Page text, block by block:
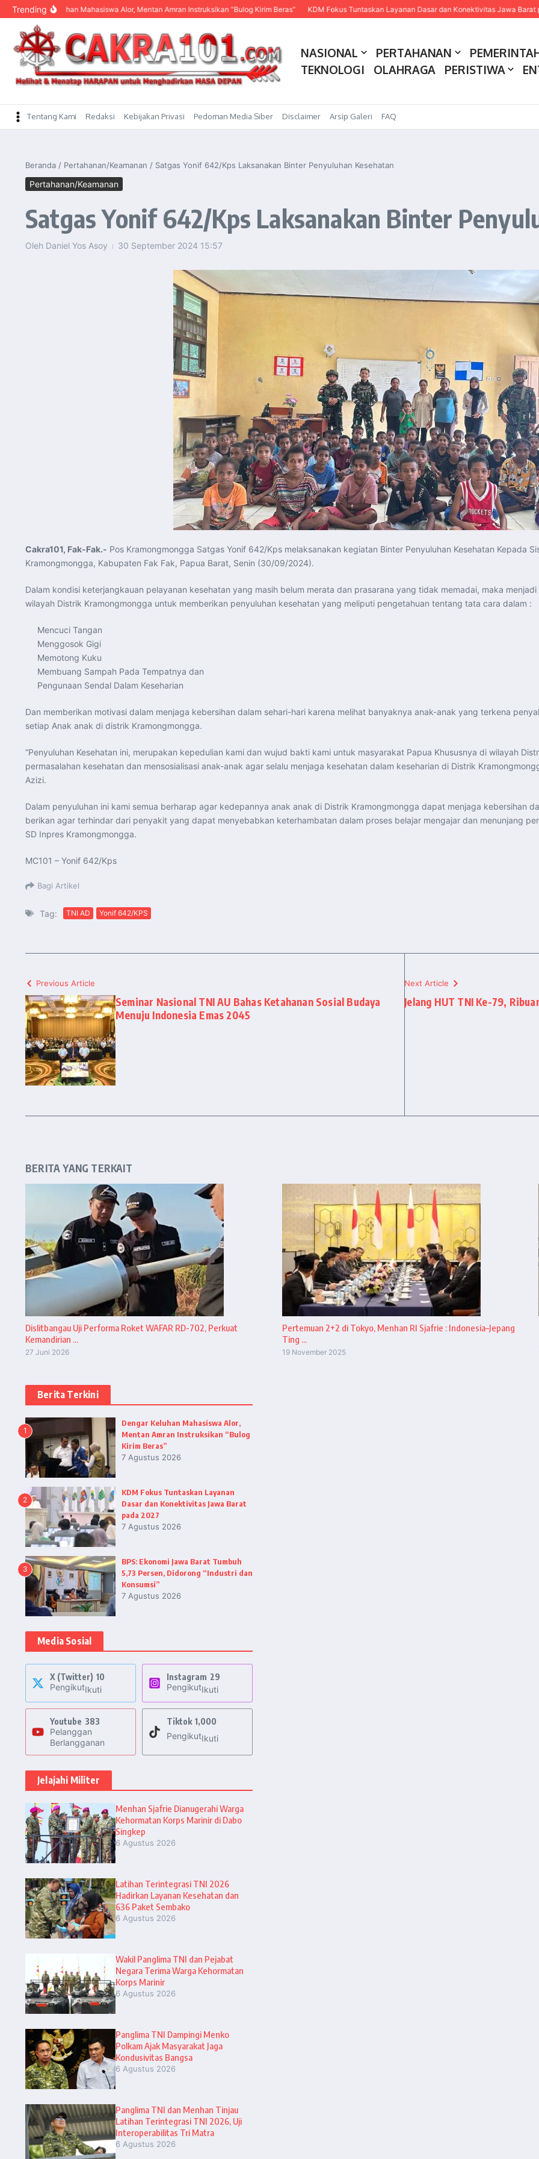
content
Trending
Keluhan Mahasiswa Alor, Mentan Amran Instruksikan “Bulog Kirim Beras” KDM Fokus Tuntaskan Layanan Dasar dan Konektivitas Jawa Barat pada
NASIONAL PERTAHANAN
TEKNOLOGI
OLAHRAGA PERISTIWA
Tentang Kami Redaksi Kebijakan Privasi Pedoman Media Siber Disclaimer Arsip Galeri FAQ
Beranda / Pertahanan/Keamanan / Satgas Yonif 642/Kps Laksanakan Binter Penyuluhan Kesehatan
Pertahanan/Keamanan
Satgas Yonif 642/Kps Laksanakan Binter
Oleh Daniel Yos Asoy 30 September 2024 15:57
Cakra101, Fak-Fak.- Pos Kramongmongga Satgas Yonif 642/Kps melaksanakan kegiatan Binter Penyuluhan Kesehatan Kepada
Kramongmongga, Kabupaten Fak Fak, Papua Barat, Senin (30/09/2024).
Dalam kondisi keterjangkauan pelayanan kesehatan yang masih belum merata dan prasarana yang tidak memadai, maka
wilayah Distrik Kramongmongga untuk memberikan penyuluhan kesehatan yang meliputi pengetahuan tentang tata cara dalam :
Mencuci Tangan
Menggosok Gigi
Memotong Kuku
Membuang Sampah Pada Tempatnya dan
Pengunaan Sendal Dalam Keseharian
Dan memberikan motivasi dalam menjaga kebersihan dalam sehari-hari karena melihat banyaknya anak-anak yang terkena
setiap Anak anak di distrik Kramongmongga.
“Penyuluhan Kesehatan ini, merupakan kepedulian kami dan wujud bakti kami untuk masyarakat Papua Khususnya di wilayah
permasalahan kesehatan dan mensosialisasi anak-anak agar selalu menjaga kesehatan dalam keseharian di Distrik
Azizi.
Dalam penyuluhan ini kami semua berharap agar kedepannya anak anak di Distrik Kramongmongga dapat menjaga kebersihan
berikan agar terhindar dari penyakit yang dapat menyebabkan keterhambatan dalam proses belajar mengajar dan menunjang
SD Inpres Kramongmongga.
MC101 – Yonif 642/Kps
Bagi Artikel
Tag: TNI AD Yonif 642/KPS
Previous Article
Seminar Nasional TNI AU Bahas Ketahanan Sosial Budaya
Menuju Indonesia Emas 2045
Next Article
Jelang HUT TNI Ke-79,
BERITA YANG TERKAIT
Dislitbangau Uji Performa Roket WAFAR RD-702, Perkuat
Kemandirian ...
27 Juni 2026
Pertemuan 2+2 di Tokyo, Menhan RI Sjafrie : Indonesia–Jepang
Ting ...
19 November 2025
Berita Terkini
1
Dengar Keluhan Mahasiswa Alor,
Mentan Amran Instruksikan “Bulog
Kirim Beras”
7 Agustus 2026
2
KDM Fokus Tuntaskan Layanan
Dasar dan Konektivitas Jawa Barat
pada 2027
7 Agustus 2026
3
BPS: Ekonomi Jawa Barat Tumbuh
5,73 Persen, Didorong “Industri dan
Konsumsi”
7 Agustus 2026
Media Sosial
X (Twitter) 10
PengikutIkuti
Instagram 29
PengikutIkuti
Youtube 383
Pelanggan
Berlangganan
Tiktok 1,000
PengikutIkuti
Jelajahi Militer
Menhan Sjafrie Dianugerahi Warga
Kehormatan Korps Marinir di Dabo
Singkep
6 Agustus 2026
Latihan Terintegrasi TNI 2026
Hadirkan Layanan Kesehatan dan
636 Paket Sembako
6 Agustus 2026
Wakil Panglima TNI dan Pejabat
Negara Terima Warga Kehormatan
Korps Marinir
6 Agustus 2026
Panglima TNI Dampingi Menko
Polkam Ajak Masyarakat Jaga
Kondusivitas Bangsa
6 Agustus 2026
Panglima TNI dan Menhan Tinjau
Latihan Terintegrasi TNI 2026, Uji
Interoperabilitas Tri Matra
6 Agustus 2026